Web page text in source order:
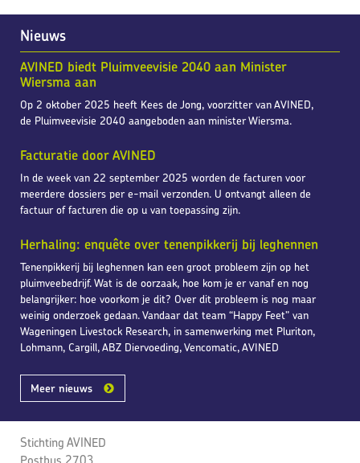
Nieuws
AVINED biedt Pluimveevisie 2040 aan Minister
Wiersma aan
Op 2 oktober 2025 heeft Kees de Jong, voorzitter van AVINED,
de Pluimveevisie 2040 aangeboden aan minister Wiersma.
Facturatie door AVINED
In de week van 22 september 2025 worden de facturen voor
meerdere dossiers per e-mail verzonden. U ontvangt alleen de
factuur of facturen die op u van toepassing zijn.
Herhaling: enquête over tenenpikkerij bij leghennen
Tenenpikkerij bij leghennen kan een groot probleem zijn op het
pluimveebedrijf. Wat is de oorzaak, hoe kom je er vanaf en nog
belangrijker: hoe voorkom je dit? Over dit probleem is nog maar
weinig onderzoek gedaan. Vandaar dat team “Happy Feet” van
Wageningen Livestock Research, in samenwerking met Pluriton,
Lohmann, Cargill, ABZ Diervoeding, Vencomatic, AVINED
Meer nieuws
Stichting AVINED